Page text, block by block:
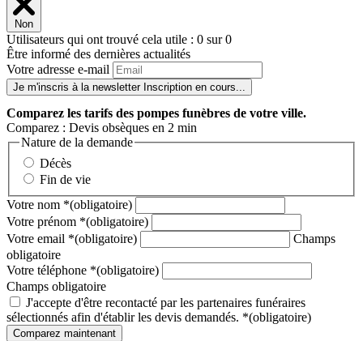
Non
Utilisateurs qui ont trouvé cela utile : 0 sur 0
Être informé des dernières actualités
Votre adresse e-mail
Je m'inscris à la newsletter Inscription en cours...
Comparez les tarifs des pompes funèbres de votre ville.
Comparez : Devis obsèques en 2 min
Nature de la demande
Décès
Fin de vie
Votre nom *(obligatoire)
Votre prénom *(obligatoire)
Votre email *(obligatoire)
Champs
obligatoire
Votre téléphone *(obligatoire)
Champs obligatoire
J'accepte d'être recontacté par les partenaires funéraires
sélectionnés afin d'établir les devis demandés. *(obligatoire)